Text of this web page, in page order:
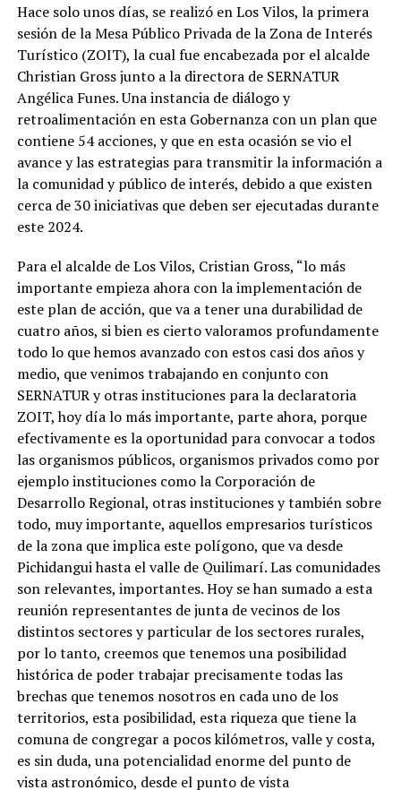
Hace solo unos días, se realizó en Los Vilos, la primera
sesión de la Mesa Público Privada de la Zona de Interés
Turístico (ZOIT), la cual fue encabezada por el alcalde
Christian Gross junto a la directora de SERNATUR
Angélica Funes. Una instancia de diálogo y
retroalimentación en esta Gobernanza con un plan que
contiene 54 acciones, y que en esta ocasión se vio el
avance y las estrategias para transmitir la información a
la comunidad y público de interés, debido a que existen
cerca de 30 iniciativas que deben ser ejecutadas durante
este 2024.
Para el alcalde de Los Vilos, Cristian Gross, “lo más
importante empieza ahora con la implementación de
este plan de acción, que va a tener una durabilidad de
cuatro años, si bien es cierto valoramos profundamente
todo lo que hemos avanzado con estos casi dos años y
medio, que venimos trabajando en conjunto con
SERNATUR y otras instituciones para la declaratoria
ZOIT, hoy día lo más importante, parte ahora, porque
efectivamente es la oportunidad para convocar a todos
las organismos públicos, organismos privados como por
ejemplo instituciones como la Corporación de
Desarrollo Regional, otras instituciones y también sobre
todo, muy importante, aquellos empresarios turísticos
de la zona que implica este polígono, que va desde
Pichidangui hasta el valle de Quilimarí. Las comunidades
son relevantes, importantes. Hoy se han sumado a esta
reunión representantes de junta de vecinos de los
distintos sectores y particular de los sectores rurales,
por lo tanto, creemos que tenemos una posibilidad
histórica de poder trabajar precisamente todas las
brechas que tenemos nosotros en cada uno de los
territorios, esta posibilidad, esta riqueza que tiene la
comuna de congregar a pocos kilómetros, valle y costa,
es sin duda, una potencialidad enorme del punto de
vista astronómico, desde el punto de vista